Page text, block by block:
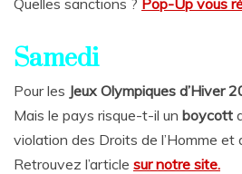
Samedi
Pour les Jeux Olympiques d’Hiver
Mais le pays risque-t-il un boycott
violation des Droits de l’Homme et
Retrouvez l’article sur notre site.